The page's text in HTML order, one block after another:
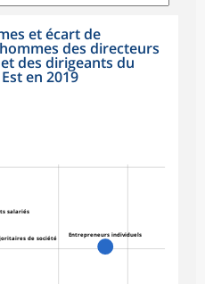
et écart de
des directeurs
des dirigeants du
en 2019
salariés
Entrepreneurs individuels
de société